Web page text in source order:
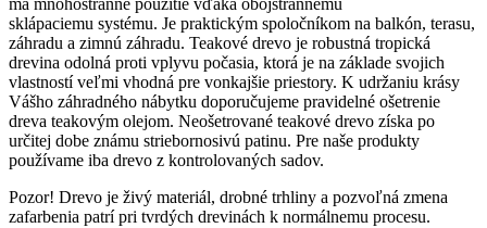
má mnohostranné použitie vďaka obojstrannému
sklápaciemu systému. Je praktickým spoločníkom na balkón, terasu,
záhradu a zimnú záhradu. Teakové drevo je robustná tropická
drevina odolná proti vplyvu počasia, ktorá je na základe svojich
vlastností veľmi vhodná pre vonkajšie priestory. K udržaniu krásy
Vášho záhradného nábytku doporučujeme pravidelné ošetrenie
dreva teakovým olejom. Neošetrované teakové drevo získa po
určitej dobe známu striebornosivú patinu. Pre naše produkty
používame iba drevo z kontrolovaných sadov.
Pozor! Drevo je živý materiál, drobné trhliny a pozvoľná zmena
zafarbenia patrí pri tvrdých drevinách k normálnemu procesu.